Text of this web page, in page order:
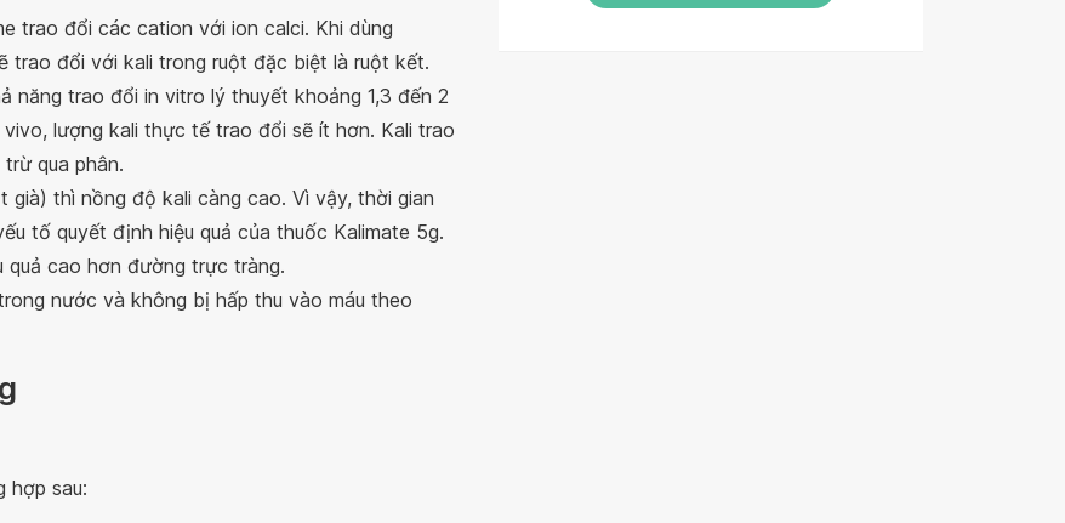
trao đổi các cation với ion calci. Khi dùng
trao đổi với kali trong ruột đặc biệt là ruột kết.
năng trao đổi in vitro lý thuyết khoảng 1,3 đến 2
lượng kali thực tế trao đổi sẽ ít hơn. Kali trao
qua phân.
già) thì nồng độ kali càng cao. Vì vậy, thời gian
tố quyết định hiệu quả của thuốc Kalimate 5g.
quả cao hơn đường trực tràng.
nước và không bị hấp thu vào máu theo
hợp sau: